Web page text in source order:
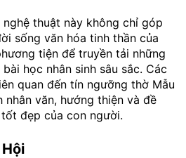
nghệ thuật này không chỉ góp
sống văn hóa tinh thần của
tiện để truyền tải những
học nhân sinh sâu sắc. Các
quan đến tín ngưỡng thờ Mẫu
văn, hướng thiện và đề
đẹp của con người.